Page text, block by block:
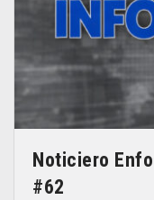
Noticiero
#62